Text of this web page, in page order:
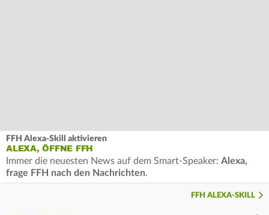
FFH Alexa-Skill aktivieren
ALEXA, ÖFFNE FFH
Immer die neuesten News auf dem Smart-Speaker: Alexa,
frage FFH nach den Nachrichten.
FFH ALEXA-SKILL